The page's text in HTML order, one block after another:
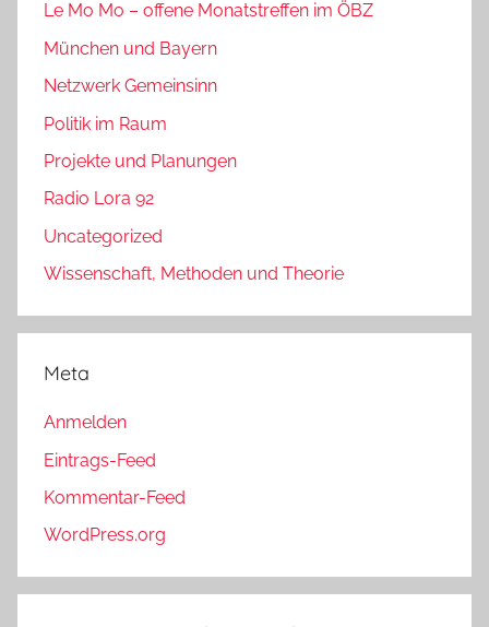
Le Mo Mo – offene Monatstreffen im ÖBZ
München und Bayern
Netzwerk Gemeinsinn
Politik im Raum
Projekte und Planungen
Radio Lora 92
Uncategorized
Wissenschaft, Methoden und Theorie
Meta
Anmelden
Eintrags-Feed
Kommentar-Feed
WordPress.org